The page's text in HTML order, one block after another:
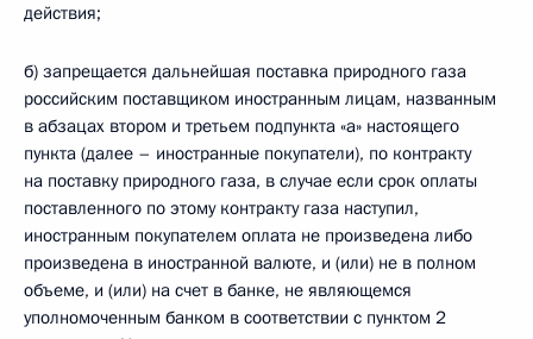
действия;
б) запрещается дальнейшая поставка природного газа
российским поставщиком иностранным лицам, названным
в абзацах втором и третьем подпункта «а» настоящего
пункта (далее – иностранные покупатели), по контракту
на поставку природного газа, в случае если срок оплаты
поставленного по этому контракту газа наступил,
иностранным покупателем оплата не произведена либо
произведена в иностранной валюте, и (или) не в полном
объеме, и (или) на счет в банке, не являющемся
уполномоченным банком в соответствии с пунктом 2